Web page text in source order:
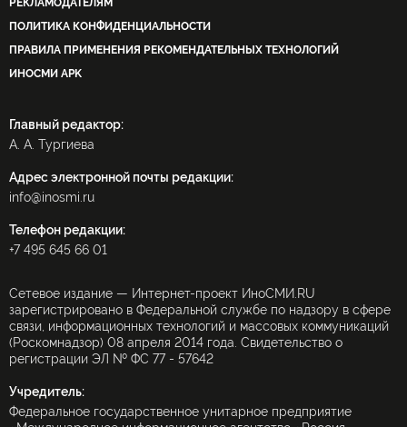
РЕКЛАМОДАТЕЛЯМ
ПОЛИТИКА КОНФИДЕНЦИАЛЬНОСТИ
ПРАВИЛА ПРИМЕНЕНИЯ РЕКОМЕНДАТЕЛЬНЫХ ТЕХНОЛОГИЙ
ИНОСМИ APK
Главный редактор:
А. А. Тургиева
Адрес электронной почты редакции:
info@inosmi.ru
Телефон редакции:
+7 495 645 66 01
Сетевое издание — Интернет-проект ИноСМИ.RU
зарегистрировано в Федеральной службе по надзору в сфере
связи, информационных технологий и массовых коммуникаций
(Роскомнадзор) 08 апреля 2014 года. Свидетельство о
регистрации ЭЛ № ФС 77 - 57642
Учредитель:
Федеральное государственное унитарное предприятие